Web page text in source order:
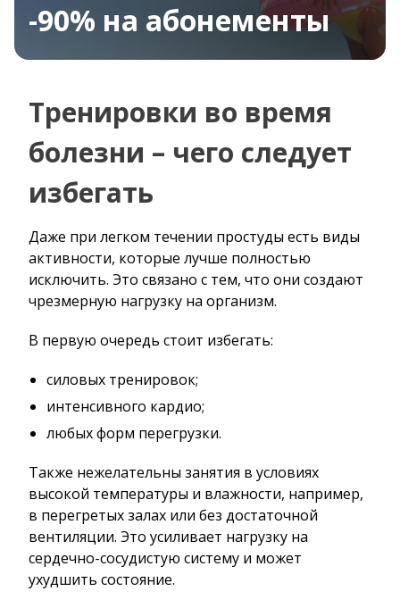
-90% на абонементы
Тренировки во время
болезни – чего следует
избегать
Даже при легком течении простуды есть виды
активности, которые лучше полностью
исключить. Это связано с тем, что они создают
чрезмерную нагрузку на организм.
В первую очередь стоит избегать:
силовых тренировок;
интенсивного кардио;
любых форм перегрузки.
Также нежелательны занятия в условиях
высокой температуры и влажности, например,
в перегретых залах или без достаточной
вентиляции. Это усиливает нагрузку на
сердечно-сосудистую систему и может
ухудшить состояние.